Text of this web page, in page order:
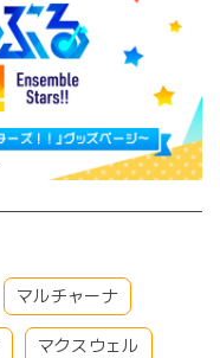
マルチャーナ
マクスウェル